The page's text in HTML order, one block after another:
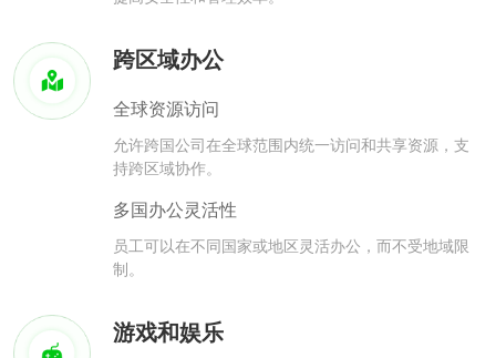
跨区域办公
全球资源访问
允许跨国公司在全球范围内统一访问和共享资源，支
持跨区域协作。
多国办公灵活性
员工可以在不同国家或地区灵活办公，而不受地域限
制。
游戏和娱乐